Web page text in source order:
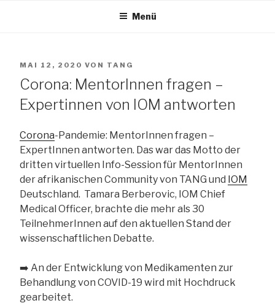
The African Network of Germany
Menü
VERÖFFENTLICHT
AM
MAI 12, 2020 VON TANG
Corona: MentorInnen fragen –
Expertinnen von IOM antworten
Corona-Pandemie: MentorInnen fragen –
ExpertInnen antworten. Das war das Motto der
dritten virtuellen Info-Session für MentorInnen
der afrikanischen Community von TANG und IOM
Deutschland. Tamara Berberovic, IOM Chief
Medical Officer, brachte die mehr als 30
TeilnehmerInnen auf den aktuellen Stand der
wissenschaftlichen Debatte.
➡️ An der Entwicklung von Medikamenten zur
Behandlung von COVID-19 wird mit Hochdruck
gearbeitet.